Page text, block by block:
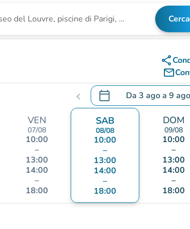
una struttura Cerca
share
mail_outline
chevron_left calendar_today Da 3 agoa 9 ago
.Aprire il calendario per
VEN
07/08
10:00
–
13:00
14:00
–
18:00
SAB
08/08
10:00
–
13:00
14:00
–
18:00
DOM
09/08
10:00
–
13:00
14:00
–
18:00